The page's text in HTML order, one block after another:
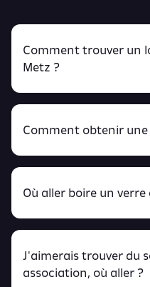
Comment trouver un
Metz ?
Retrouve
Comment obtenir une
Retrouve toutes ces
Où aller boire un verre
J'aimerais trouver du
association, où aller ?